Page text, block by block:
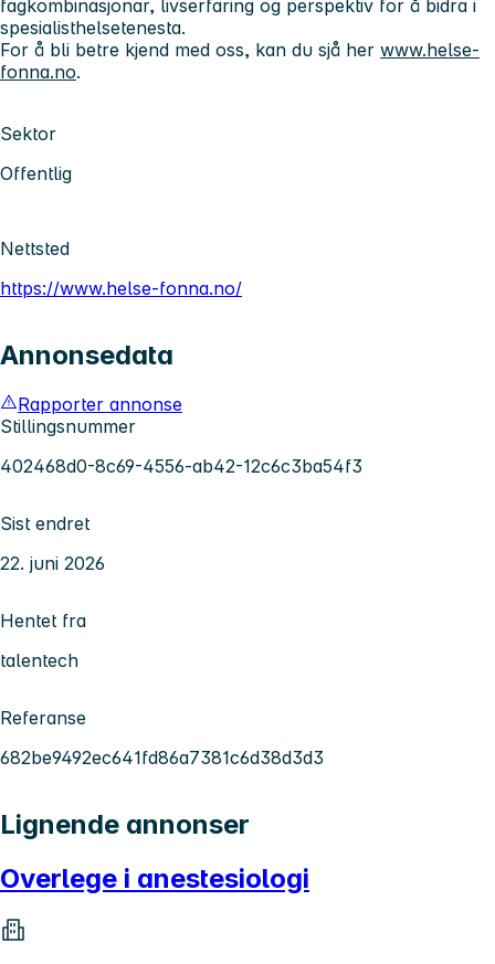
fagkombinasjonar, livserfaring og perspektiv for å bidra i
spesialisthelsetenesta.
For å bli betre kjend med oss, kan du sjå her www.helse-
fonna.no.
Sektor
Offentlig
Nettsted
https://www.helse-fonna.no/
Annonsedata
Rapporter annonse
Stillingsnummer
402468d0-8c69-4556-ab42-12c6c3ba54f3
Sist endret
22. juni 2026
Hentet fra
talentech
Referanse
682be9492ec641fd86a7381c6d38d3d3
Lignende annonser
Overlege i anestesiologi